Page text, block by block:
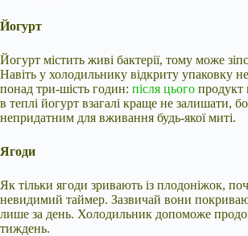
Йогурт
Йогурт містить живі бактерії, тому може
Навіть у холодильнику відкриту упаковку
понад три-шість годин: після цього продукт
в теплі йогурт взагалі краще не залишати,
непридатним для вживання будь-якої миті.
Ягоди
Як тільки ягоди зривають із плодоніжок,
невидимий таймер. Зазвичай вони
лише за день. Холодильник допоможе
тиждень.